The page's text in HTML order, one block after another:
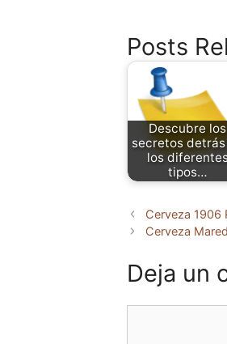
Posts
Descubre los
secretos
los
tipos…
Cerveza 1906
Cerveza
Deja un